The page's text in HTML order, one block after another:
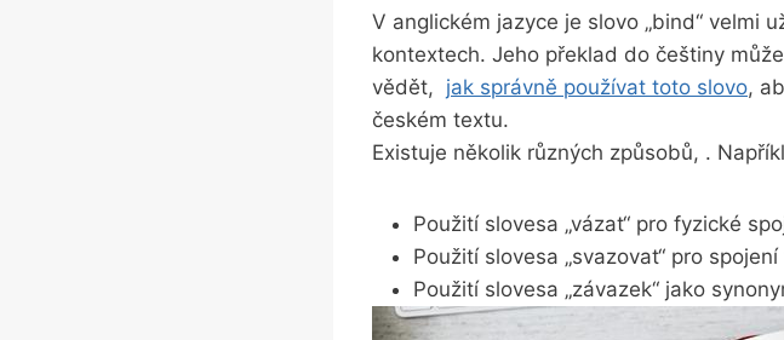
V anglickém jazyce je slovo „bind“ ‌velmi
kontextech. Jeho překlad do češtiny
vědět, ‍ jak ‍správně používat toto⁢ slovo,
českém textu.
Existuje​ několik různých způsobů, .
Použití​ slovesa „vázat“ ‌pro fyzické
Použití slovesa „svazovat“ pro
Použití slovesa „závazek“ jako